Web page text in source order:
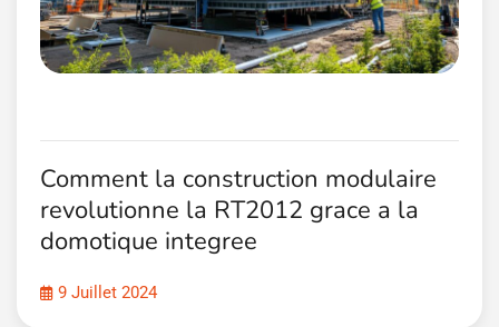
Comment la construction modulaire
revolutionne la RT2012 grace a la
domotique integree
9 Juillet 2024